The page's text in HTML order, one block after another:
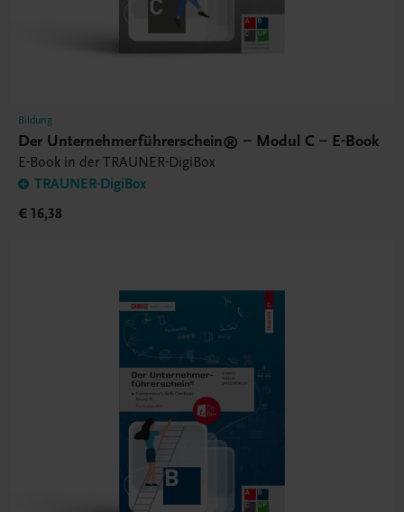
Bildung
Der Unternehmerführerschein® – Modul C – E-Book
E-Book in der TRAUNER-DigiBox
TRAUNER-DigiBox
€ 16,38